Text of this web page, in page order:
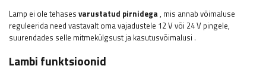
Lamp ei ole tehases varustatud pirnidega, mis annab võimaluse
reguleerida need vastavalt oma vajadustele 12 V või 24 V pingele,
suurendades selle mitmekülgsust ja kasutusvõimalusi .
Lambi funktsioonid